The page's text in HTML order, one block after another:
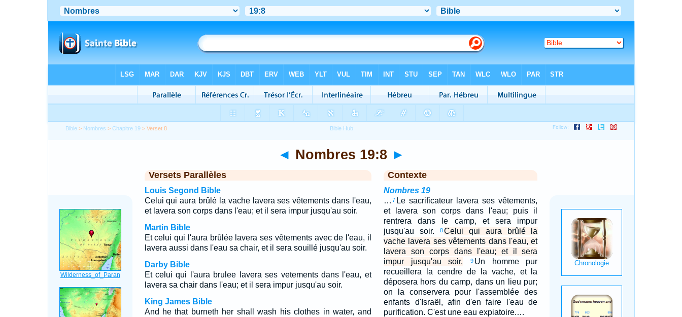
Bible > Nombres >Chapitre 19 > Verset 8
◄ Nombres 19:8 ►
Versets Parallèles
Louis Segond Bible
Celui qui aura brûlé la vache lavera ses vêtements dans l'eau,
et lavera son corps dans l'eau; et il sera impur jusqu'au soir.
Martin Bible
Et celui qui l'aura brûlée lavera ses vêtements avec de l'eau, il
lavera aussi dans l'eau sa chair, et il sera souillé jusqu'au soir.
Darby Bible
Et celui qui l'aura brulee lavera ses vetements dans l'eau, et
lavera sa chair dans l'eau; et il sera impur jusqu'au soir.
King James Bible
And he that burneth her shall wash his clothes in water, and
Contexte
Nombres 19
… 7 Le sacrificateur lavera ses vêtements,
et lavera son corps dans l'eau; puis il
rentrera dans le camp, et sera impur
jusqu'au soir.
8 Celui qui aura brûlé la
vache lavera ses vêtements dans l'eau, et
lavera son corps dans l'eau; et il sera
impur jusqu'au soir.
9 Un homme pur
recueillera la cendre de la vache, et la
déposera hors du camp, dans un lieu pur;
on la conservera pour l'assemblée des
enfants d'Israël, afin d'en faire l'eau de
purification. C'est une eau expiatoire.…